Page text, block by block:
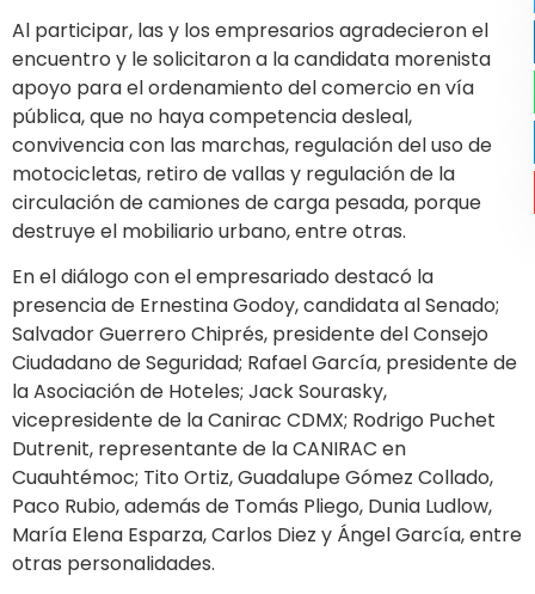
Al participar, las y los empresarios agradecieron el
encuentro y le solicitaron a la candidata morenista
apoyo para el ordenamiento del comercio en vía
pública, que no haya competencia desleal,
convivencia con las marchas, regulación del uso de
motocicletas, retiro de vallas y regulación de la
circulación de camiones de carga pesada, porque
destruye el mobiliario urbano, entre otras.
En el diálogo con el empresariado destacó la
presencia de Ernestina Godoy, candidata al Senado;
Salvador Guerrero Chiprés, presidente del Consejo
Ciudadano de Seguridad; Rafael García, presidente de
la Asociación de Hoteles; Jack Sourasky,
vicepresidente de la Canirac CDMX; Rodrigo Puchet
Dutrenit, representante de la CANIRAC en
Cuauhtémoc; Tito Ortiz, Guadalupe Gómez Collado,
Paco Rubio, además de Tomás Pliego, Dunia Ludlow,
María Elena Esparza, Carlos Diez y Ángel García, entre
otras personalidades.